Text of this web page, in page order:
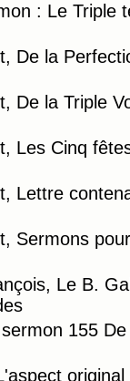
: Le Triple
De la
De la Triple
Les Cinq
Lettre
Sermons
Le B.
155
original